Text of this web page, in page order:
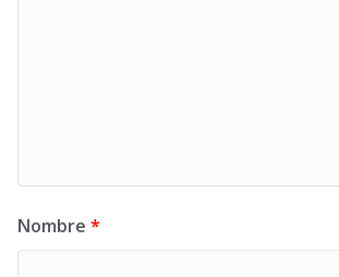
Nombre *